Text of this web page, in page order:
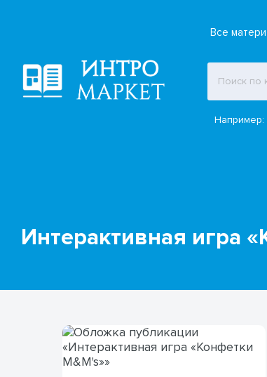
Все
Например:
Интерактивная игра